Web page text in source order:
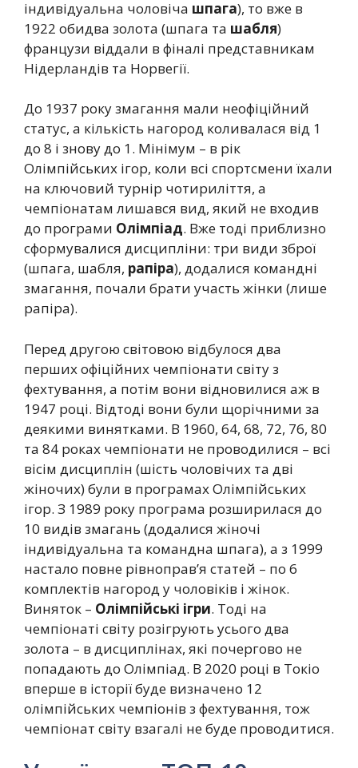
індивідуальна чоловіча шпага), то вже в
1922 обидва золота (шпага та шабля)
французи віддали в фіналі представникам
Нідерландів та Норвегії.
До 1937 року змагання мали неофіційний
статус, а кількість нагород коливалася від 1
до 8 і знову до 1. Мінімум – в рік
Олімпійських ігор, коли всі спортсмени їхали
на ключовий турнір чотириліття, а
чемпіонатам лишався вид, який не входив
до програми Олімпіад. Вже тоді приблизно
сформувалися дисципліни: три види зброї
(шпага, шабля, рапіра), додалися командні
змагання, почали брати участь жінки (лише
рапіра).
Перед другою світовою відбулося два
перших офіційних чемпіонати світу з
фехтування, а потім вони відновилися аж в
1947 році. Відтоді вони були щорічними за
деякими винятками. В 1960, 64, 68, 72, 76, 80
та 84 роках чемпіонати не проводилися – всі
вісім дисциплін (шість чоловічих та дві
жіночих) були в програмах Олімпійських
ігор. З 1989 року програма розширилася до
10 видів змагань (додалися жіночі
індивідуальна та командна шпага), а з 1999
настало повне рівноправ’я статей – по 6
комплектів нагород у чоловіків і жінок.
Виняток – Олімпійські ігри. Тоді на
чемпіонаті світу розігрують усього два
золота – в дисциплінах, які почергово не
попадають до Олімпіад. В 2020 році в Токіо
вперше в історії буде визначено 12
олімпійських чемпіонів з фехтування, тож
чемпіонат світу взагалі не буде проводитися.